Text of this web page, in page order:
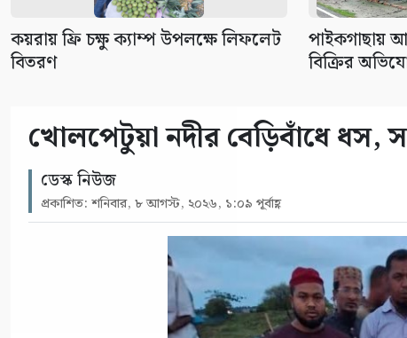
কয়রায় ফ্রি চক্ষু ক্যাম্প উপলক্ষে লিফলেট
বিতরণ
পাইকগাছায়
বিক্রির
খোলপেটুয়া নদীর বেড়িবাঁধে ধস,
ডেস্ক নিউজ
প্রকাশিত: শনিবার, ৮ আগস্ট, ২০২৬, ১:০৯ পূর্বাহ্ণ